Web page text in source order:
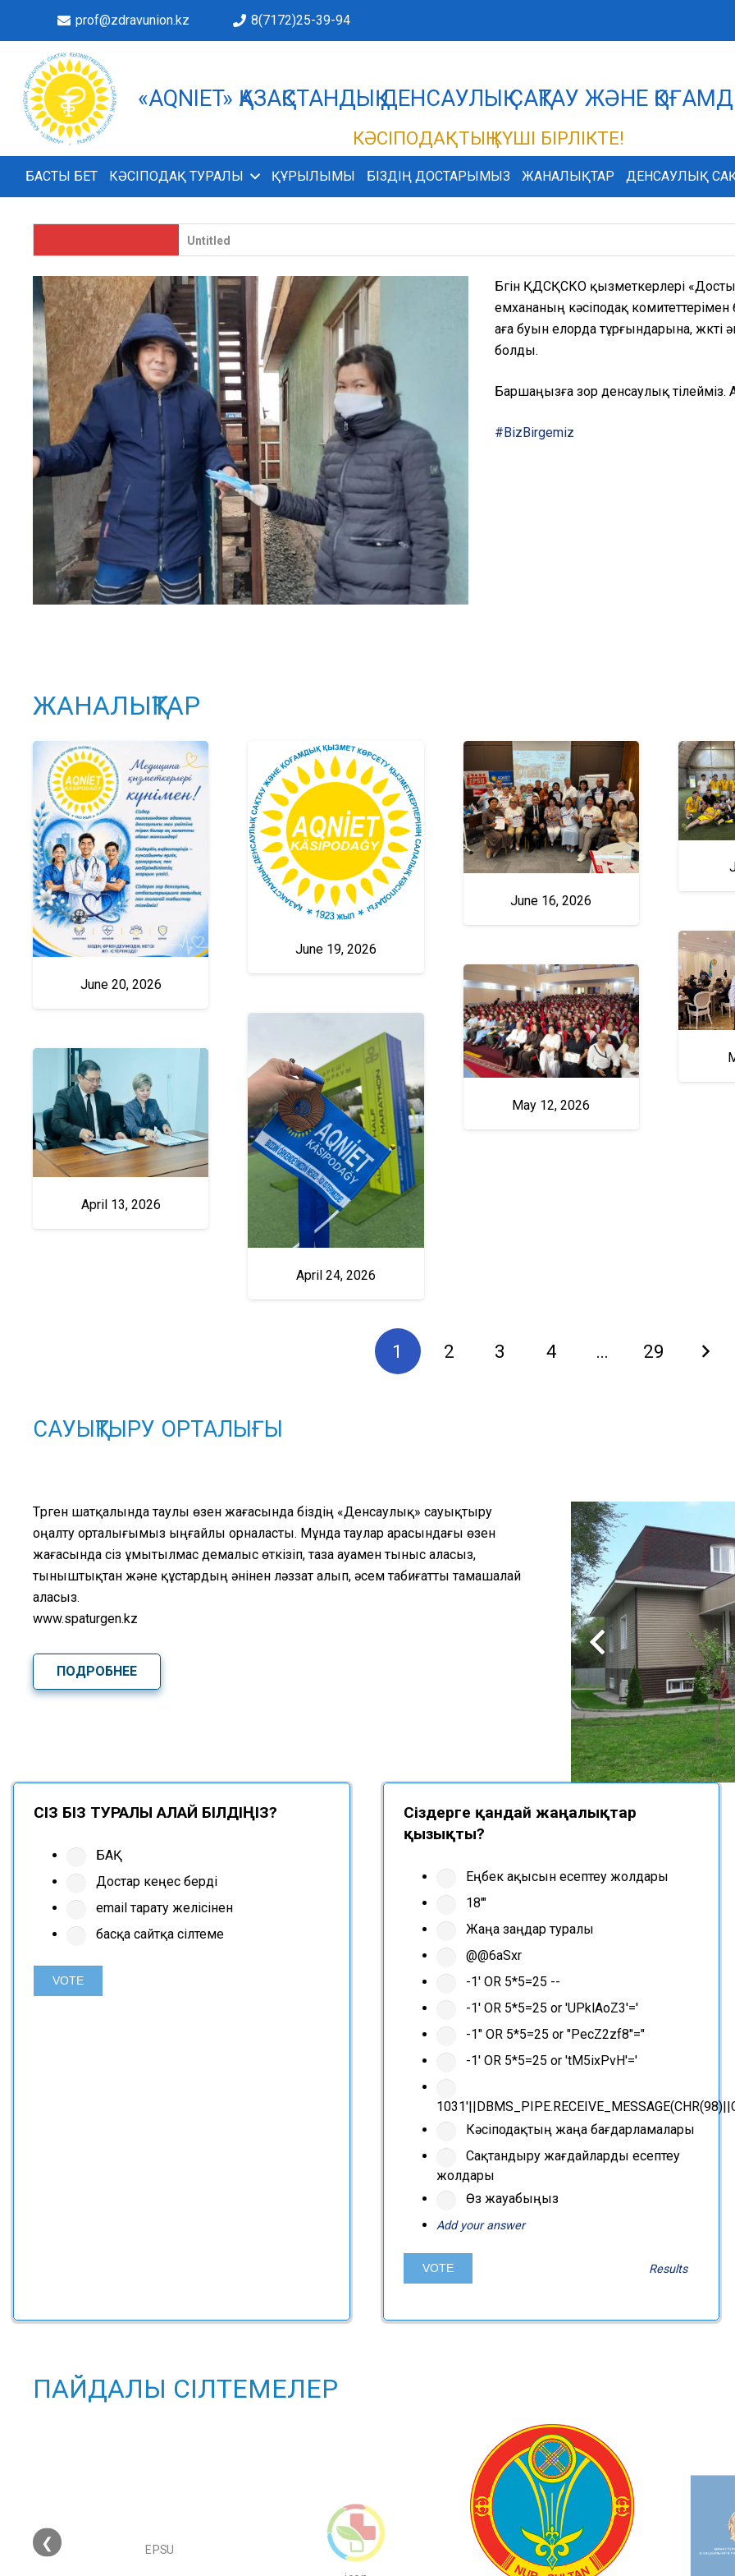
prof@zdravunion.kz 8(7172)25-39-94
«AQNIET» ҚАЗАҚСТАНДЫҚ ДЕНСАУЛЫҚ САҚТАУ ЖӘНЕ
КӘСІПОДАҚТЫҢ КҮШІ БІРЛІКТЕ!
БАСТЫ БЕТ КӘСІПОДАҚ ТУРАЛЫ ҚҰРЫЛЫМЫ БІЗДІҢ ДОСТАРЫМЫЗ ЖАНАЛЫҚТАР ДЕНСАУЛЫҚ
Untitled
Бүгін ҚДСҚСКО қызметкерлері
емхананың кәсіподақ комитеттерімен
аға буын елорда тұрғындарына,
болды.
Баршаңызға зор денсаулық
#BizBirgemiz
ЖАНАЛЫҚТАР
June 20, 2026
June 19, 2026
June 16, 2026
May 12, 2026
April 24, 2026
April 13, 2026
1 2 3 4 … 29
САУЫҚТЫРУ ОРТАЛЫҒЫ
Түрген шатқалында таулы өзен жағасында біздің «Денсаулық» сауықтыру
оңалту орталығымыз ыңғайлы орналасты. Мұнда таулар арасындағы өзен
жағасында сіз ұмытылмас демалыс өткізіп, таза ауамен тыныс аласыз,
тыныштықтан және құстардың әнінен ләззат алып, әсем табиғатты тамашалай
аласыз.
www.spaturgen.kz
ПОДРОБНЕЕ
СІЗ БІЗ ТУРАЛЫ ҚАЛАЙ БІЛДІҢІЗ?
БАҚ
Достар кеңес берді
email тарату желісінен
басқа сайтқа сілтеме
Сіздерге қандай жаңалықтар
қызықты?
Еңбек ақысын есептеу жолдары
18'"
Жаңа заңдар туралы
@@6aSxr
-1' OR 5*5=25 --
-1' OR 5*5=25 or 'UPklAoZ3'='
-1" OR 5*5=25 or "PecZ2zf8"="
-1' OR 5*5=25 or 'tM5ixPvH'='
Кәсіподақтың жаңа бағдарламалары
Сақтандыру жағдайларды есептеу
жолдары
Өз жауабыңыз
Add your answer
Results
ПАЙДАЛЫ СІЛТЕМЕЛЕР
❮
EPSU